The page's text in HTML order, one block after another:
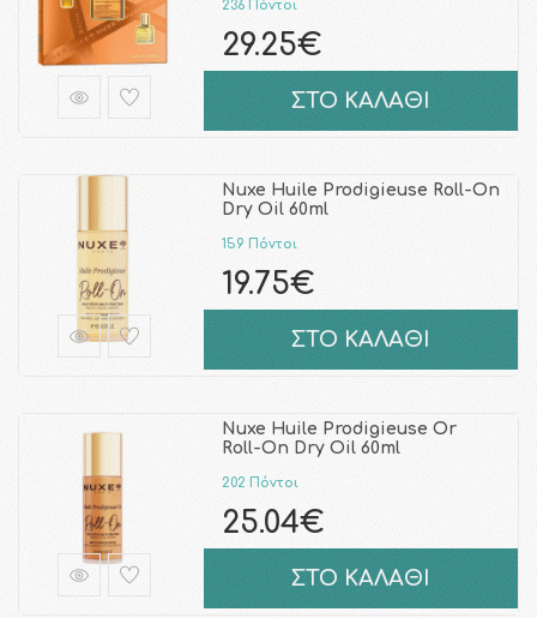
236 Πόντοι
29.25€
ΣΤΟ ΚΑΛΑΘΙ
Nuxe Huile Prodigieuse Roll-On
Dry Oil 60ml
159 Πόντοι
19.75€
ΣΤΟ ΚΑΛΑΘΙ
Nuxe Huile Prodigieuse Or
Roll-On Dry Oil 60ml
202 Πόντοι
25.04€
ΣΤΟ ΚΑΛΑΘΙ